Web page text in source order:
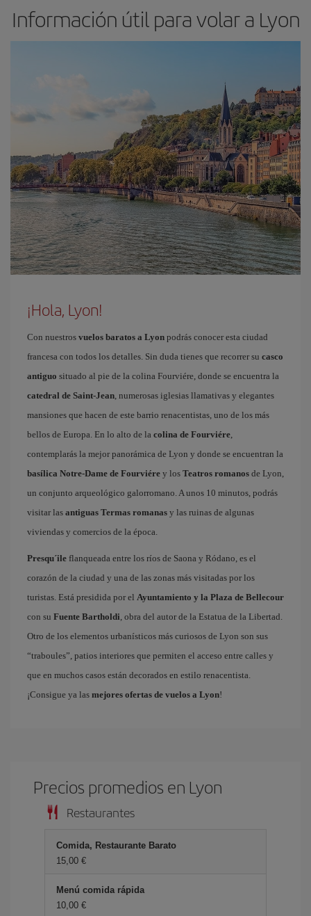
Información útil para volar a Lyon
¡Hola, Lyon!
Con nuestros vuelos baratos a Lyon podrás conocer esta ciudad
francesa con todos los detalles. Sin duda tienes que recorrer su casco
antiguo situado al pie de la colina Fourviére, donde se encuentra la
catedral de Saint-Jean, numerosas iglesias llamativas y elegantes
mansiones que hacen de este barrio renacentistas, uno de los más
bellos de Europa. En lo alto de la colina de Fourviére,
contemplarás la mejor panorámica de Lyon y donde se encuentran la
basílica Notre-Dame de Fourviére y los Teatros romanos de Lyon,
un conjunto arqueológico galorromano. A unos 10 minutos, podrás
visitar las antiguas Termas romanas y las ruinas de algunas
viviendas y comercios de la época.
Presqu´ile flanqueada entre los ríos de Saona y Ródano, es el
corazón de la ciudad y una de las zonas más visitadas por los
turistas. Está presidida por el Ayuntamiento y la Plaza de Bellecour
con su Fuente Bartholdi, obra del autor de la Estatua de la Libertad.
Otro de los elementos urbanísticos más curiosos de Lyon son sus
“traboules”, patios interiores que permiten el acceso entre calles y
que en muchos casos están decorados en estilo renacentista.
¡Consigue ya las mejores ofertas de vuelos a Lyon!
Precios promedios en Lyon
Restaurantes
Comida, Restaurante Barato
15,00 €
Menú comida rápida
10,00 €